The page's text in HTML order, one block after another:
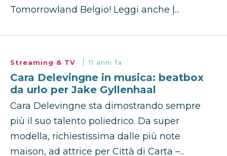
Tomorrowland Belgio! Leggi anche |...
Streaming & TV 11 anni fa
Cara Delevingne in musica: beatbox
da urlo per Jake Gyllenhaal
Cara Delevingne sta dimostrando sempre
più il suo talento poliedrico. Da super
modella, richiestissima dalle più note
maison, ad attrice per Città di Carta –...